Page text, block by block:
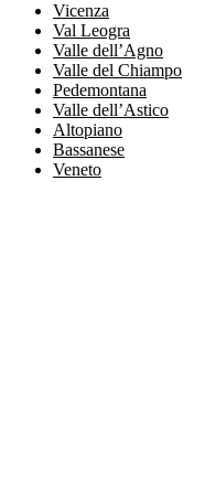
Vicenza
Val Leogra
Valle dell’Agno
Valle del Chiampo
Pedemontana
Valle dell’Astico
Altopiano
Bassanese
Veneto